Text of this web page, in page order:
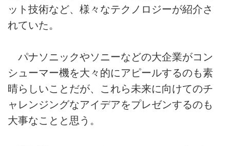
ット技術など、様々なテクノロジーが紹介さ
れていた。
パナソニックやソニーなどの大企業がコン
シューマー機を大々的にアピールするのも素
晴らしいことだが、これら未来に向けてのチ
ャレンジングなアイデアをプレゼンするのも
大事なことと思う。